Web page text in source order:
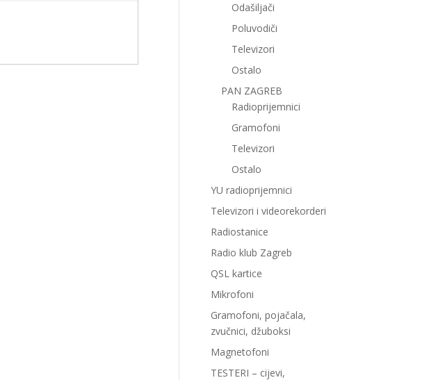
Odašiljači
Poluvodiči
Televizori
Ostalo
PAN ZAGREB
Radioprijemnici
Gramofoni
Televizori
Ostalo
YU radioprijemnici
Televizori i videorekorderi
Radiostanice
Radio klub Zagreb
QSL kartice
Mikrofoni
Gramofoni, pojačala,
zvučnici, džuboksi
Magnetofoni
TESTERI – cijevi,